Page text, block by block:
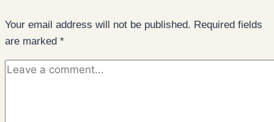
Your email address will not be published. Required fields
are marked *